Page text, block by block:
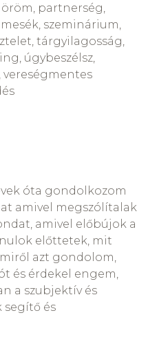
partnerség,
szeminárium,
tárgyilagosság,
úgybeszélsz,
vereségmentes
óta gondolkozom
amivel megszólítalak
amivel előbújok a
előttetek, mit
azt gondolom,
és érdekel engem,
a szubjektív és
segítő és